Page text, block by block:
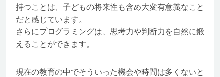
持つことは、子どもの将来性も含め大変有意義なこと
だと感じています。
さらにプログラミングは、思考力や判断力を自然に鍛
えることができます。
現在の教育の中でそういった機会や時間は多くないと